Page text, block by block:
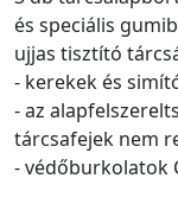
és speciális
ujjas tisztító
- kerekek és
- az
tárcsafejek nem
- védőburkolatok